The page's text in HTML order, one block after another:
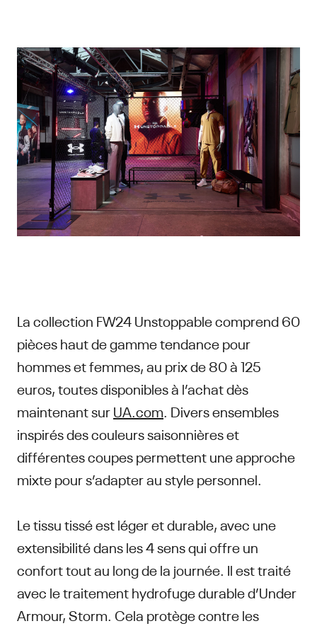
La collection FW24 Unstoppable comprend 60
pièces haut de gamme tendance pour
hommes et femmes, au prix de 80 à 125
euros, toutes disponibles à l’achat dès
maintenant surUA.com . Divers ensembles
inspirés des couleurs saisonnières et
différentes coupes permettent une approche
mixte pour s’adapter au style personnel.
Le tissu tissé est léger et durable, avec une
extensibilité dans les 4 sens qui offre un
confort tout au long de la journée. Il est traité
avec le traitement hydrofuge durable d’Under
Armour, Storm. Cela protège contre les